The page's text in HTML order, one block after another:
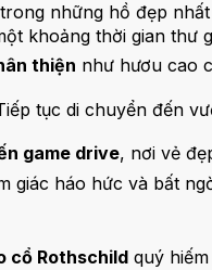
những hồ đẹp
khoảng thời gian thư
thiện như hươu cao
tục di chuyển đến
game drive, nơi vẻ
giác háo hức và bất
cổ Rothschild quý